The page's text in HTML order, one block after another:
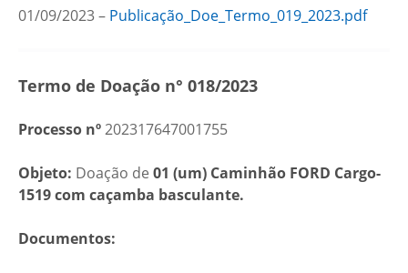
01/09/2023 – Publicação_Doe_Termo_019_2023.pdf
Termo de Doação n° 018/2023
Processo nº202317647001755
Objeto: Doação de 01 (um) Caminhão FORD Cargo-
1519 com caçamba basculante.
Documentos: